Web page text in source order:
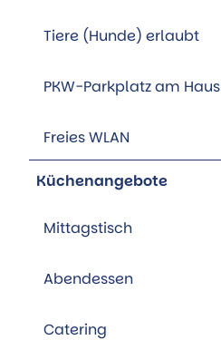
Tiere (Hunde) erlaubt
PKW-Parkplatz am Haus
Freies WLAN
Küchenangebote
Mittagstisch
Abendessen
Catering